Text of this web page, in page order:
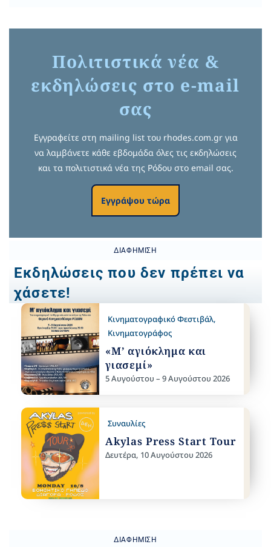
Πολιτιστικά νέα &
εκδηλώσεις στο e-mail
σας
Εγγραφείτε στη mailing list του rhodes.com.gr για
να λαμβάνετε κάθε εβδομάδα όλες τις εκδηλώσεις
και τα πολιτιστικά νέα της Ρόδου στο email σας.
Εγγράψου τώρα
ΔΙΑΦΉΜΙΣΗ
Εκδηλώσεις που δεν πρέπει να
χάσετε!
Κινηματογραφικό Φεστιβάλ,
Κινηματογράφος
«Μ’ αγιόκλημα και
γιασεμί»
5 Αυγούστου – 9 Αυγούστου 2026
Συναυλίες
Akylas Press Start Tour
Δευτέρα, 10 Αυγούστου 2026
ΔΙΑΦΉΜΙΣΗ